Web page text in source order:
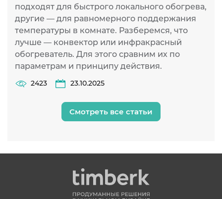
подходят для быстрого локального обогрева,
другие — для равномерного поддержания
температуры в комнате. Разберемся, что
лучше — конвектор или инфракрасный
обогреватель. Для этого сравним их по
параметрам и принципу действия.
2423 23.10.2025
Смотреть все статьи